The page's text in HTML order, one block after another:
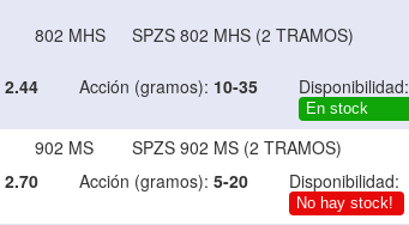
802 MHS SPZS 802 MHS (2 TRAMOS)
2.44 Acción (gramos): 10-35 Disponibilidad:
En stock
902 MS SPZS 902 MS (2 TRAMOS)
2.70 Acción (gramos): 5-20 Disponibilidad:
No hay stock!